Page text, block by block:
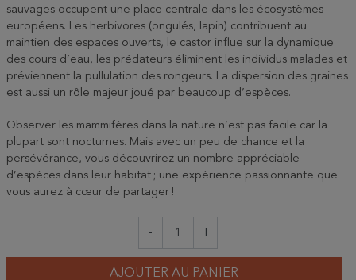
sauvages occupent une place centrale dans les écosystèmes
européens. Les herbivores (ongulés, lapin) contribuent au
maintien des espaces ouverts, le castor influe sur la dynamique
des cours d’eau, les prédateurs éliminent les individus malades et
préviennent la pullulation des rongeurs. La dispersion des graines
est aussi un rôle majeur joué par beaucoup d’espèces.
Observer les mammifères dans la nature n’est pas facile car la
plupart sont nocturnes. Mais avec un peu de chance et la
persévérance, vous découvrirez un nombre appréciable
d’espèces dans leur habitat ; une expérience passionnante que
vous aurez à cœur de partager !
- +
AJOUTER AU PANIER